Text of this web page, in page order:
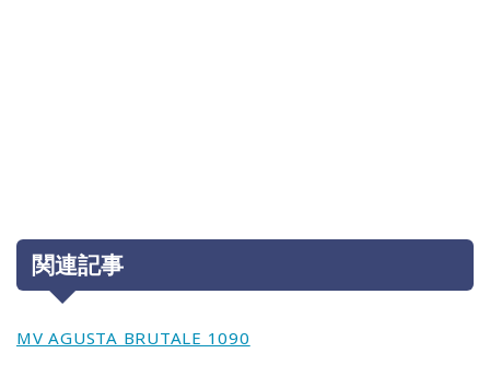
関連記事
MV AGUSTA BRUTALE 1090